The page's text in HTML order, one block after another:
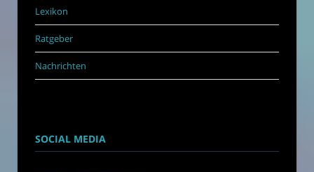
Lexikon
Ratgeber
Nachrichten
SOCIAL MEDIA